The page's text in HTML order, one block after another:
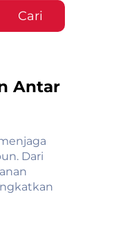
Cari
Antar
Dari